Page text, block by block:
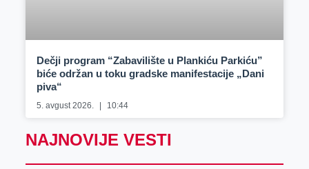
Dečji program “Zabavilište u Plankiću Parkiću”
biće održan u toku gradske manifestacije „Dani
piva“
5. avgust 2026. 10:44
NAJNOVIJE VESTI